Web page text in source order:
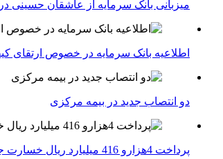
میزبانی بانک سرمایه از عاشقان حسینی
اطلاعیه بانک سرمایه در خصوص ارتقای
دو انتصاب جدید در بیمه مركزی
پرداخت 4هزارو 416 میلیارد ریال خسارت جدید